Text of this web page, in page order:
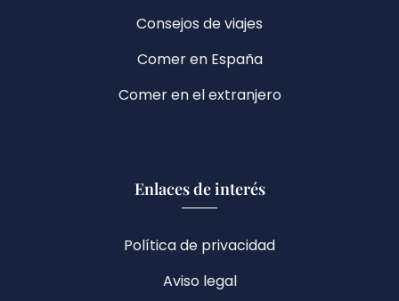
Consejos de viajes
Comer en España
Comer en el extranjero
Enlaces de interés
Política de privacidad
Aviso legal